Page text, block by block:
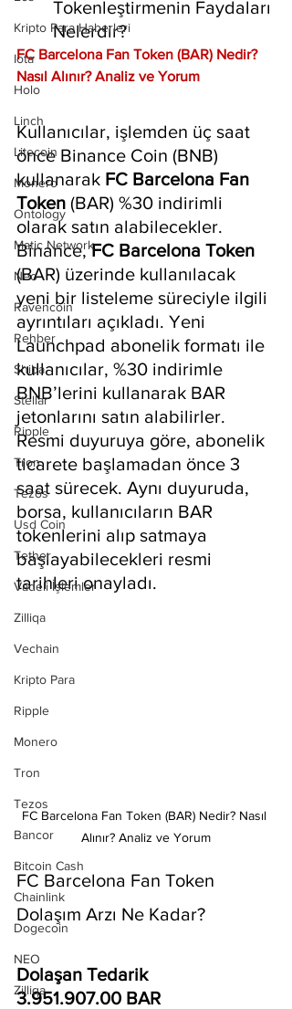
Kripto Para Haberleri
Iota
Holo
Linch
Litecoin
Monero
Ontology
Matic Network
Neo
Ravencoin
Rehber
Shiba
Stellar
Ripple
Tron
Tezos
Usd Coin
Tether
Vadeli İşlemler
Zilliqa
Vechain
Kripto Para
Ripple
Monero
Tron
Tezos
Bancor
Bitcoin Cash
Chainlink
Dogecoin
NEO
Zilliqa
Tokenleştirmenin Faydaları
Nelerdir?
FC Barcelona Fan Token (BAR) Nedir?
Nasıl Alınır? Analiz ve Yorum
Kullanıcılar, işlemden üç saat
önce Binance Coin (BNB)
kullanarak FC Barcelona Fan
Token (BAR) %30 indirimli
olarak satın alabilecekler.
Binance, FC Barcelona Token
(BAR) üzerinde kullanılacak
yeni bir listeleme süreciyle ilgili
ayrıntıları açıkladı. Yeni
Launchpad abonelik formatı ile
kullanıcılar, %30 indirimle
BNB’lerini kullanarak BAR
jetonlarını satın alabilirler.
Resmi duyuruya göre, abonelik
ticarete başlamadan önce 3
saat sürecek. Aynı duyuruda,
borsa, kullanıcıların BAR
tokenlerini alıp satmaya
başlayabilecekleri resmi
tarihleri onayladı.
FC Barcelona Fan Token (BAR) Nedir? Nasıl
Alınır? Analiz ve Yorum
FC Barcelona Fan Token
Dolaşım Arzı Ne Kadar?
Dolaşan Tedarik
3.951.907.00 BAR